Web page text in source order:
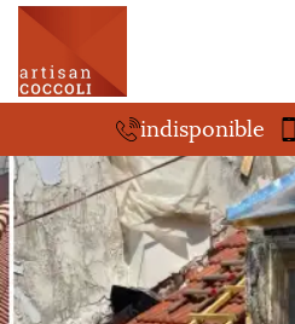
indisponible